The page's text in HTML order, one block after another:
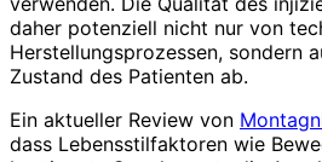
daher potenziell nicht nur von
Herstellungsprozessen, sondern
Zustand des Patienten ab.
Ein aktueller Review von
dass Lebensstilfaktoren wie